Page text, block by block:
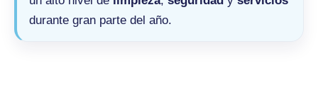
durante gran parte del año.